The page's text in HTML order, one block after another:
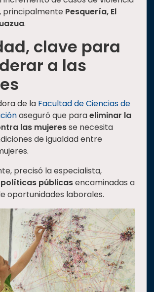
principalmente Pesquería, El
.
clave para
a las
de la Facultad de Ciencias de
aseguró que paraeliminar la
las mujeresse necesita
de igualdad entre
precisó la especialista,
públicasencaminadas a
oportunidades laborales.